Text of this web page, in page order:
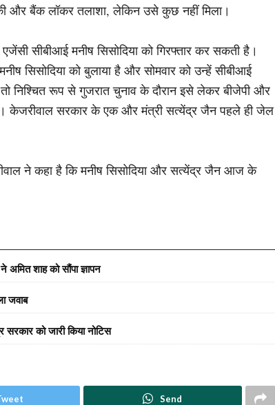
और बैंक लॉकर तलाशा, लेकिन उसे कुछ नहीं मिला।
सीबीआई मनीष सिसोदिया को गिरफ्तार कर सकती है।
सिसोदिया को बुलाया है और सोमवार को उन्हें सीबीआई
तो निश्चित रूप से गुजरात चुनाव के दौरान इसे लेकर बीजेपी और
केजरीवाल सरकार के एक और मंत्री सत्येंद्र जैन पहले ही जेल
ने कहा है कि मनीष सिसोदिया और सत्येंद्र जैन आज के
शाह को सौंपा ज्ञापन
जवाब
को जारी किया नोटिस
Send